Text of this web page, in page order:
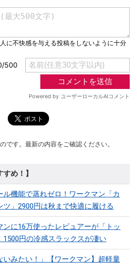
です。最新の内容をご確認ください。
め！】
ル機能で蒸れゼロ！ワークマン「カ
」2900円は秋まで快適に履ける
ンに16万使ったレビュアーが「トッ
1500円の冷感スラックスが凄い
いみたい！」【ワークマン】超軽量